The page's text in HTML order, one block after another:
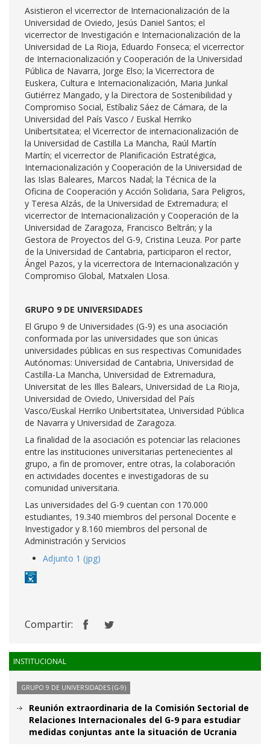
Asistieron el vicerrector de Internacionalización de la
Universidad de Oviedo, Jesús Daniel Santos; el
vicerrector de Investigación e Internacionalización de la
Universidad de La Rioja, Eduardo Fonseca; el vicerrector
de Internacionalización y Cooperación de la Universidad
Pública de Navarra, Jorge Elso; la Vicerrectora de
Euskera, Cultura e Internacionalización, Maria Junkal
Gutiérrez Mangado, y la Directora de Sostenibilidad y
Compromiso Social, Estíbaliz Sáez de Cámara, de la
Universidad del País Vasco / Euskal Herriko
Unibertsitatea; el Vicerrector de internacionalización de
la Universidad de Castilla La Mancha, Raúl Martín
Martín; el vicerrector de Planificación Estratégica,
Internacionalización y Cooperación de la Universidad de
las Islas Baleares, Marcos Nadal; la Técnica de la
Oficina de Cooperación y Acción Solidaria, Sara Peligros,
y Teresa Alzás, de la Universidad de Extremadura; el
vicerrector de Internacionalización y Cooperación de la
Universidad de Zaragoza, Francisco Beltrán; y la
Gestora de Proyectos del G-9, Cristina Leuza. Por parte
de la Universidad de Cantabria, participaron el rector,
Ángel Pazos, y la vicerrectora de Internacionalización y
Compromiso Global, Matxalen Llosa.
GRUPO 9 DE UNIVERSIDADES
El Grupo 9 de Universidades (G-9) es una asociación
conformada por las universidades que son únicas
universidades públicas en sus respectivas Comunidades
Autónomas: Universidad de Cantabria, Universidad de
Castilla-La Mancha, Universidad de Extremadura,
Universitat de les Illes Balears, Universidad de La Rioja,
Universidad de Oviedo, Universidad del País
Vasco/Euskal Herriko Unibertsitatea, Universidad Pública
de Navarra y Universidad de Zaragoza.
La finalidad de la asociación es potenciar las relaciones
entre las instituciones universitarias pertenecientes al
grupo, a fin de promover, entre otras, la colaboración
en actividades docentes e investigadoras de su
comunidad universitaria.
Las universidades del G-9 cuentan con 170.000
estudiantes, 19.340 miembros del personal Docente e
Investigador y 8.160 miembros del personal de
Administración y Servicios
Adjunto 1 (jpg)
Compartir:
INSTITUCIONAL
GRUPO 9 DE UNIVERSIDADES (G-9)
Reunión extraordinaria de la Comisión Sectorial de
Relaciones Internacionales del G-9 para estudiar
medidas conjuntas ante la situación de Ucrania